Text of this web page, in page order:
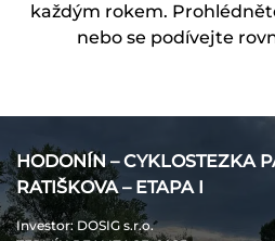
každým rokem.
nebo se podívejte
HODONÍN – CYKLOSTEZKA
RATIŠKOVA – ETAPA I
Investor: DOSIG s.r.o.